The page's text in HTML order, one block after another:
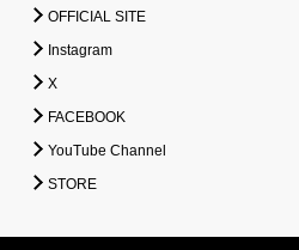
OFFICIAL SITE
Instagram
X
FACEBOOK
YouTube Channel
STORE